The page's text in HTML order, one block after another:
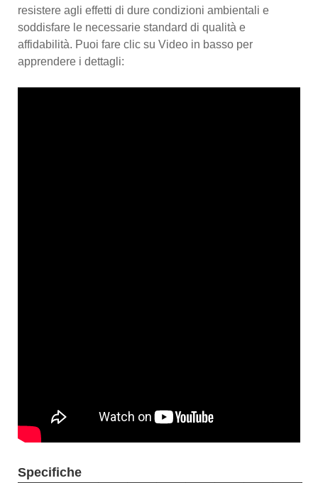
resistere agli effetti di dure condizioni ambientali e
soddisfare le necessarie standard di qualità e
affidabilità. Puoi fare clic su Video in basso per
apprendere i dettagli:
Specifiche